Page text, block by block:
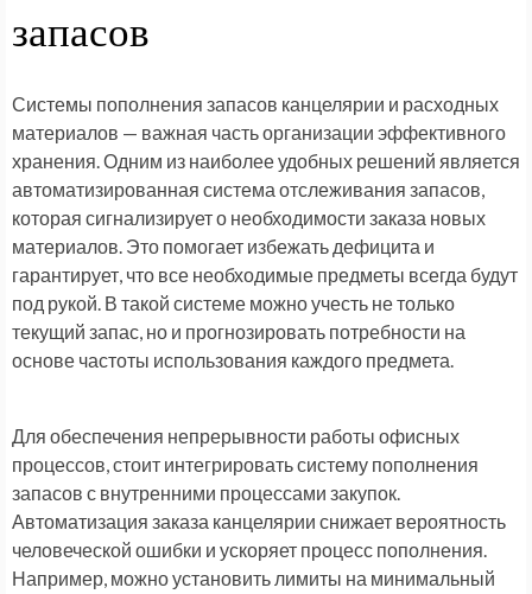
запасов
Системы пополнения запасов канцелярии и расходных
материалов — важная часть организации эффективного
хранения. Одним из наиболее удобных решений является
автоматизированная система отслеживания запасов,
которая сигнализирует о необходимости заказа новых
материалов. Это помогает избежать дефицита и
гарантирует, что все необходимые предметы всегда будут
под рукой. В такой системе можно учесть не только
текущий запас, но и прогнозировать потребности на
основе частоты использования каждого предмета.
Для обеспечения непрерывности работы офисных
процессов, стоит интегрировать систему пополнения
запасов с внутренними процессами закупок.
Автоматизация заказа канцелярии снижает вероятность
человеческой ошибки и ускоряет процесс пополнения.
Например, можно установить лимиты на минимальный